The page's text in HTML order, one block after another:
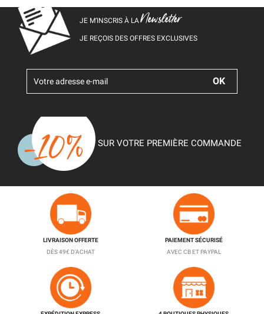
JE M’INSCRIS À LANewsletter
JE REÇOIS DES OFFRES EXCLUSIVES
SUR VOTRE PREMIÈRE COMMANDE
LIVRAISON OFFERTE
DÈS 49€ D'ACHAT
PAIEMENT SÉCURISÉ
AVEC CB ET PAYPAL